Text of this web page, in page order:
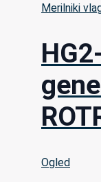
Merilniki
Ogled